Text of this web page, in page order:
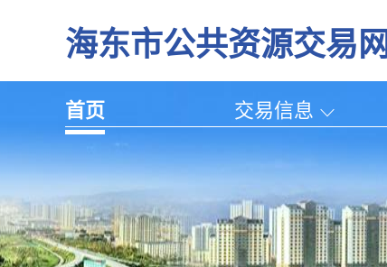
海东市公共资源交易网
首页 交易信息